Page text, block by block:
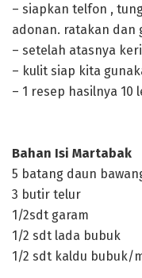
– siapkan telfon ,
adonan. ratakan dan
– setelah atasnya
– kulit siap kita
– 1 resep hasilnya 10
Bahan Isi Martabak
5 batang daun
3 butir telur
1/2sdt garam
1/2 sdt lada bubuk
1/2 sdt kaldu bubuk/